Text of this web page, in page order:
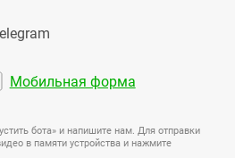
Мобильная форма
бота» и напишите нам. Для отправки
в памяти устройства и нажмите